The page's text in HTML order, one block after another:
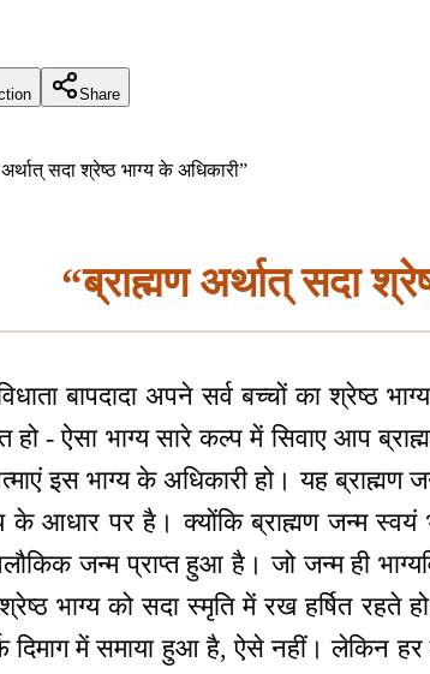
Share
सदा श्रेष्ठ भाग्य के अधिकारी”
“ब्राह्मण अर्थात् सदा
बापदादा अपने सर्व बच्चों का श्रेष्ठ
हो - ऐसा भाग्य सारे कल्प में सिवाए आप
इस भाग्य के अधिकारी हो। यह
के आधार पर है। क्योंकि ब्राह्मण जन्म स्वयं
जन्म प्राप्त हुआ है। जो जन्म ही
भाग्य को सदा स्मृति में रख हर्षित रहते
दिमाग में समाया हुआ है, ऐसे नहीं। लेकिन